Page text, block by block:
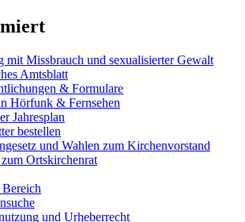
mit Missbrauch und sexualisierter Gewalt
Amtsblatt
& Formulare
Hörfunk & Fernsehen
Jahresplan
bestellen
und Wahlen zum Kirchenvorstand
Ortskirchenrat
und Urheberrecht